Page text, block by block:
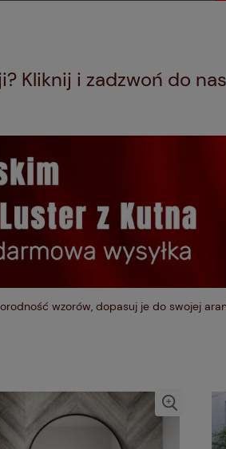
Kliknij i zadzwoń do
wzorów, dopasuj je do swojej